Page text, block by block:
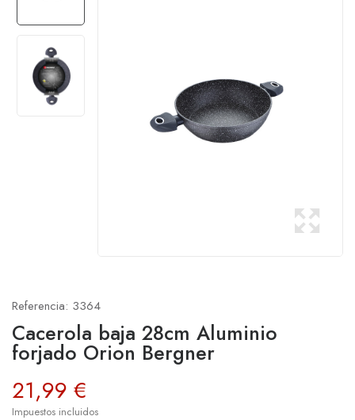
Referencia: 3364
Cacerola baja 28cm Aluminio
forjado Orion Bergner
21,99 €
Impuestos incluidos